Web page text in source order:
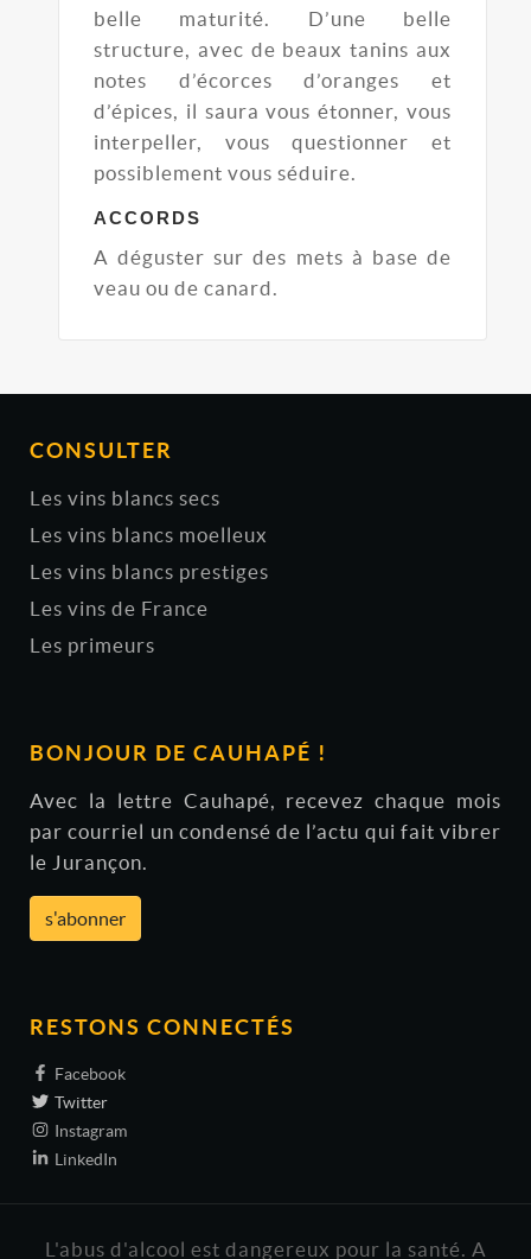
belle maturité. D’une belle
structure, avec de beaux tanins aux
notes d’écorces d’oranges et
d’épices, il saura vous étonner, vous
interpeller, vous questionner et
possiblement vous séduire.
ACCORDS
A déguster sur des mets à base de
veau ou de canard.
CONSULTER
Les vins blancs secs
Les vins blancs moelleux
Les vins blancs prestiges
Les vins de France
Les primeurs
BONJOUR DE CAUHAPÉ !
Avec la lettre Cauhapé, recevez chaque mois
par courriel un condensé de l’actu qui fait vibrer
le Jurançon.
s'abonner
RESTONS CONNECTÉS
Facebook
Twitter
Instagram
LinkedIn
L'abus d'alcool est dangereux pour la santé. A